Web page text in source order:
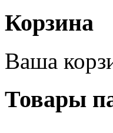
Корзина
Ваша
Товары